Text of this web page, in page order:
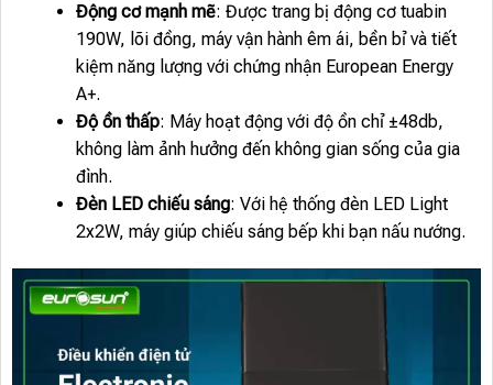
Động cơ mạnh mẽ: Được trang bị động cơ tuabin
190W, lõi đồng, máy vận hành êm ái, bền bỉ và tiết
kiệm năng lượng với chứng nhận European Energy
A+.
Độ ồn thấp: Máy hoạt động với độ ồn chỉ ±48db,
không làm ảnh hưởng đến không gian sống của gia
đình.
Đèn LED chiếu sáng: Với hệ thống đèn LED Light
2x2W, máy giúp chiếu sáng bếp khi bạn nấu nướng.